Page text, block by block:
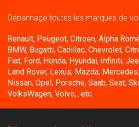
Dépannage toutes les marques de
Renault, Peugeot, Citroen, Alpha
BMW, Bugatti, Cadillac, Chevrolet,
Fiat, Ford, Honda, Hyundai, Infiniti,
Land Rover, Lexus, Mazda,
Nissan, Opel, Porsche, Saab, Seat,
VolksWagen, Volvo,...etc.